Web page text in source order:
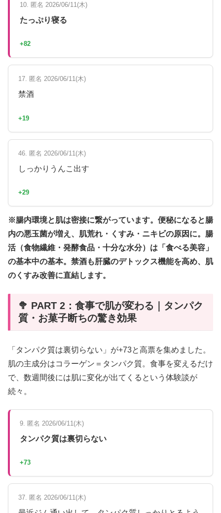
10. 匿名 2026/06/11(木)
たっぷり寝る
+82
17. 匿名 2026/06/11(木)
禁酒
+19
46. 匿名 2026/06/11(木)
しっかりうんこ出す
+29
※腸内環境と肌は密接に繋がっています。便秘になると腸
内の悪玉菌が増え、肌荒れ・くすみ・ニキビの原因に。腸
活（食物繊維・発酵食品・十分な水分）は「食べる美容」
の基本中の基本。禁酒も肝臓のデトックス機能を高め、肌
のくすみ改善に直結します。
🥦 PART 2：食事で肌が変わる｜タンパク
質・お菓子断ちの驚き効果
「タンパク質は裏切らない」が+73と高票を集めました。
肌の主成分はコラーゲン＝タンパク質。食事を変えるだけ
で、数週間後には肌に変化が出てくるという体験談が
続々。
9. 匿名 2026/06/11(木)
タンパク質は裏切らない
+73
37. 匿名 2026/06/11(木)